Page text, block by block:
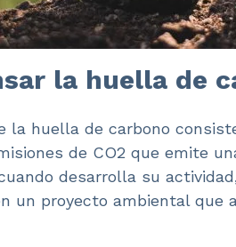
la huella de
la huella de carbono
de CO2 que emite
desarrolla su
un proyecto ambiental que